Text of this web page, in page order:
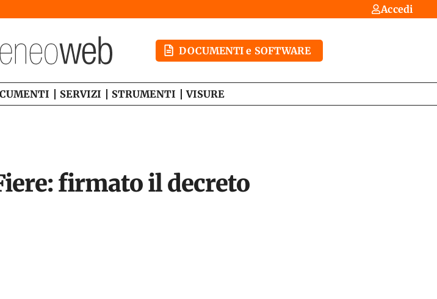
Accedi
DOCUMENTI e SOFTWARE
SERVIZI STRUMENTI VISURE
firmato il decreto